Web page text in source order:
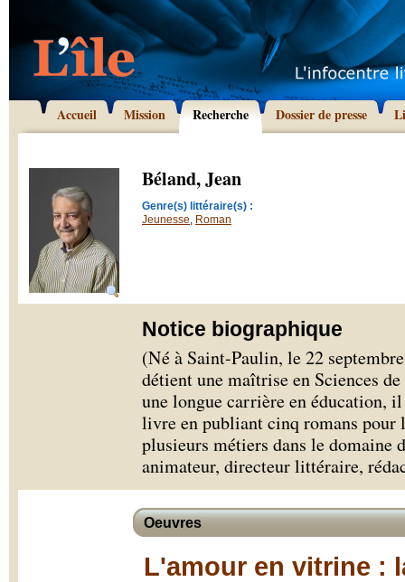
Accueil Mission Recherche Dossier de presse
Béland, Jean
Genre(s) littéraire(s) :
Jeunesse, Roman
Notice biographique
(Né à Saint-Paulin, le 22
détient une maîtrise en Sciences
une longue carrière en éducation,
livre en publiant cinq romans pour
plusieurs métiers dans le
animateur, directeur littéraire,
Oeuvres
L'amour en vitrine :